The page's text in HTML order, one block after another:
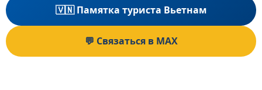
🇻🇳 Памятка туриста Вьетнам
💬 Связаться в MAX